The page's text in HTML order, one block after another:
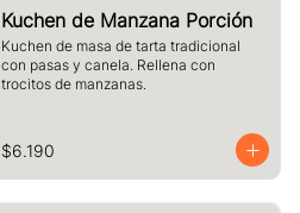
Kuchen de Manzana Porción
Kuchen de masa de tarta tradicional
con pasas y canela. Rellena con
trocitos de manzanas.
$6.190